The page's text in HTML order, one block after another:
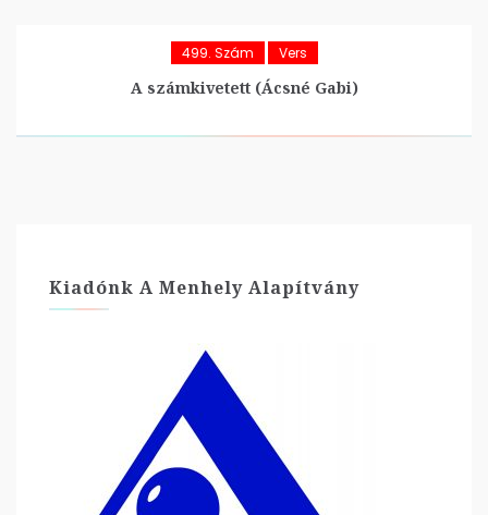
499. Szám Vers
A számkivetett (Ácsné Gabi)
Kiadónk A Menhely Alapítvány